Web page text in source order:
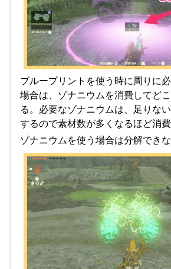
ブループリントを使う時に周りに
場合は、ゾナニウムを消費してど
る。必要なゾナニウムは、足りな
するので素材数が多くなるほど消費
ゾナニウムを使う場合は分解でき